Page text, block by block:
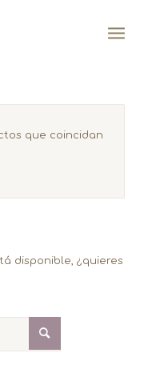
que coincidan
disponible, ¿quieres